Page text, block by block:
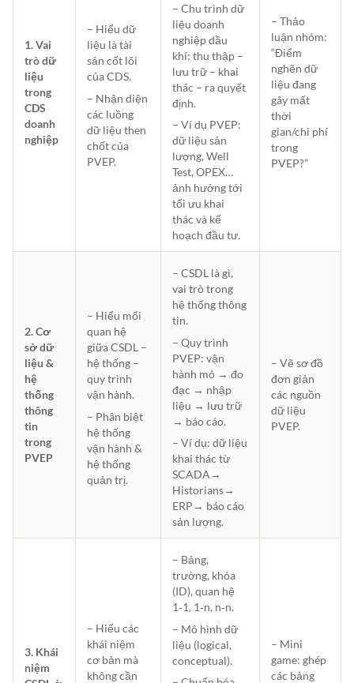
1. Vai
trò dữ
liệu
trong
CDS
doanh
nghiệp
– Hiểu dữ
liệu là tài
sản cốt lõi
của CDS.
– Nhận diện
các luồng
dữ liệu then
chốt của
PVEP.
– Chu trình dữ
liệu doanh
nghiệp dầu
khí: thu thập –
lưu trữ – khai
thác – ra quyết
định.
– Ví dụ PVEP:
dữ liệu sản
lượng, Well
Test, OPEX…
ảnh hưởng tới
tối ưu khai
thác và kế
hoạch đầu tư.
– Thảo
luận nhóm:
“Điểm
nghẽn dữ
liệu đang
gây mất
thời
gian/chi phí
trong
PVEP?”
2. Cơ
sở dữ
liệu &
hệ
thống
thông
tin
trong
PVEP
– Hiểu mối
quan hệ
giữa CSDL –
hệ thống –
quy trình
vận hành.
– Phân biệt
hệ thống
vận hành &
hệ thống
quản trị.
– CSDL là gì,
vai trò trong
hệ thống thông
tin.
– Quy trình
PVEP: vận
hành mỏ → đo
đạc → nhập
liệu → lưu trữ
→ báo cáo.
– Ví dụ: dữ liệu
khai thác từ
SCADA→
Historians→
ERP→ báo cáo
sản lượng.
– Vẽ sơ đồ
đơn giản
các nguồn
dữ liệu
PVEP.
3. Khái
niệm
– Hiểu các
khái niệm
cơ bản mà
không cần
– Bảng,
trường, khóa
(ID), quan hệ
1‑1, 1‑n, n‑n.
– Mô hình dữ
liệu (logical,
conceptual).
– Mini
game: ghép
các bảng